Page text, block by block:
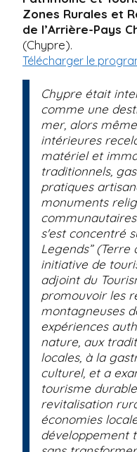
Zones Rurales et
de l’Arrière-Pays
(Chypre).
Télécharger le
Chypre était
comme une
mer, alors
intérieures
matériel et
traditionnels,
pratiques
monuments
s'est concentré
Legends” (Terre
initiative de
adjoint du
promouvoir les
montagneuses
expériences
nature, aux
locales, à la
culturel, et a
tourisme
revitalisation
économies
développement